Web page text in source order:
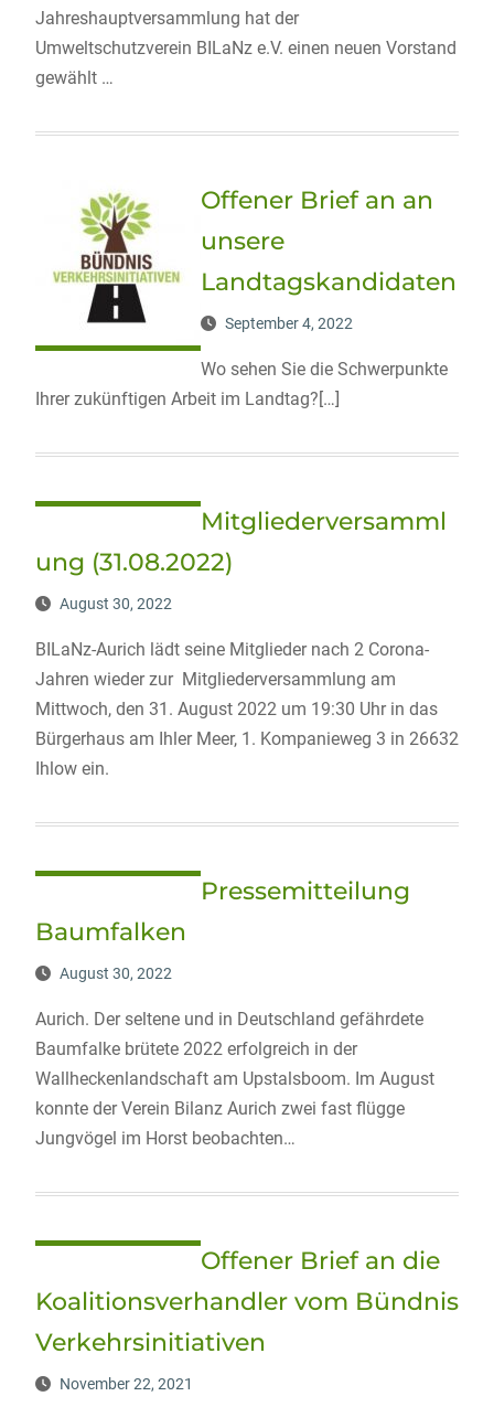
Jahreshauptversammlung hat der
Umweltschutzverein BILaNz e.V. einen neuen Vorstand
gewählt …
Offener Brief an an
unsere
Landtagskandidaten
September 4, 2022
Wo sehen Sie die Schwerpunkte
Ihrer zukünftigen Arbeit im Landtag?[…]
Mitgliederversamml
ung (31.08.2022)
August 30, 2022
BILaNz-Aurich lädt seine Mitglieder nach 2 Corona-
Jahren wieder zur Mitgliederversammlung am
Mittwoch, den 31. August 2022 um 19:30 Uhr in das
Bürgerhaus am Ihler Meer, 1. Kompanieweg 3 in 26632
Ihlow ein.
Pressemitteilung
Baumfalken
August 30, 2022
Aurich. Der seltene und in Deutschland gefährdete
Baumfalke brütete 2022 erfolgreich in der
Wallheckenlandschaft am Upstalsboom. Im August
konnte der Verein Bilanz Aurich zwei fast flügge
Jungvögel im Horst beobachten…
Offener Brief an die
Koalitionsverhandler vom Bündnis
Verkehrsinitiativen
November 22, 2021